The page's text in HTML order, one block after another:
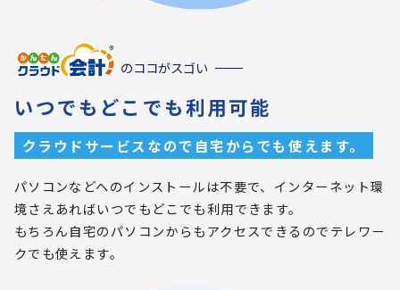
のココがスゴい
いつでもどこでも利用可能
クラウドサービスなので自宅からでも使えます。
パソコンなどへのインストールは不要で、インターネット環
境さえあればいつでもどこでも利用できます。
もちろん自宅のパソコンからもアクセスできるのでテレワー
クでも使えます。